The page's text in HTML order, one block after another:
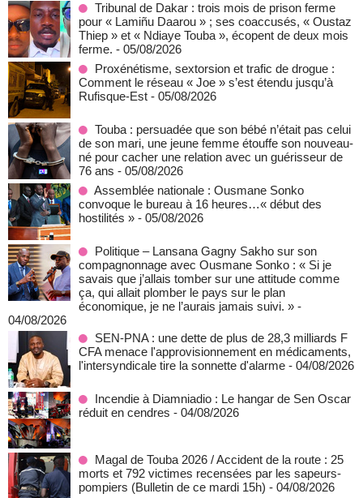
Tribunal de Dakar : trois mois de prison ferme
pour « Lamiñu Daarou » ; ses coaccusés, « Oustaz
Thiep » et « Ndiaye Touba », écopent de deux mois
ferme. - 05/08/2026
Proxénétisme, sextorsion et trafic de drogue :
Comment le réseau « Joe » s’est étendu jusqu’à
Rufisque-Est - 05/08/2026
Touba : persuadée que son bébé n’était pas celui
de son mari, une jeune femme étouffe son nouveau-
né pour cacher une relation avec un guérisseur de
76 ans - 05/08/2026
Assemblée nationale : Ousmane Sonko
convoque le bureau à 16 heures…« début des
hostilités » - 05/08/2026
Politique – Lansana Gagny Sakho sur son
compagnonnage avec Ousmane Sonko : « Si je
savais que j’allais tomber sur une attitude comme
ça, qui allait plomber le pays sur le plan
économique, je ne l’aurais jamais suivi. » -
04/08/2026
SEN-PNA : une dette de plus de 28,3 milliards F
CFA menace l'approvisionnement en médicaments,
l'intersyndicale tire la sonnette d'alarme - 04/08/2026
Incendie à Diamniadio : Le hangar de Sen Oscar
réduit en cendres - 04/08/2026
Magal de Touba 2026 / Accident de la route : 25
morts et 792 victimes recensées par les sapeurs-
pompiers (Bulletin de ce mardi 15h) - 04/08/2026